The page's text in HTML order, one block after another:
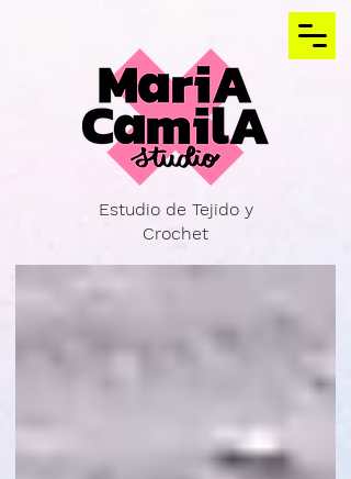
Estudio de Tejido y
Crochet